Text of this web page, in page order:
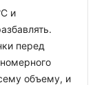
и
перед
объему, и